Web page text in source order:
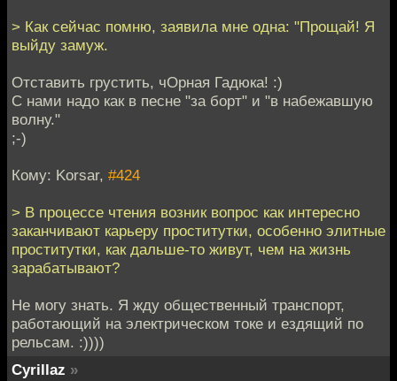
> Как сейчас помню, заявила мне одна: "Прощай! Я
выйду замуж.
Отставить грустить, чОрная Гадюка! :)
С нами надо как в песне "за борт" и "в набежавшую
волну."
;-)
Кому: Korsar, #424
> В процессе чтения возник вопрос как интересно
заканчивают карьеру проститутки, особенно элитные
проститутки, как дальше-то живут, чем на жизнь
зарабатывают?
Не могу знать. Я жду общественный транспорт,
работающий на электрическом токе и ездящий по
рельсам. :))))
Cyrillaz »